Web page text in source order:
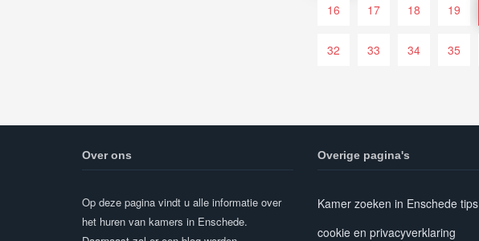
16 17 18 19
32 33 34 35
Over ons
Op deze pagina vindt u alle informatie over
het huren van kamers in Enschede.
Overige pagina's
Kamer zoeken in Enschede tips
cookie en privacyverklaring